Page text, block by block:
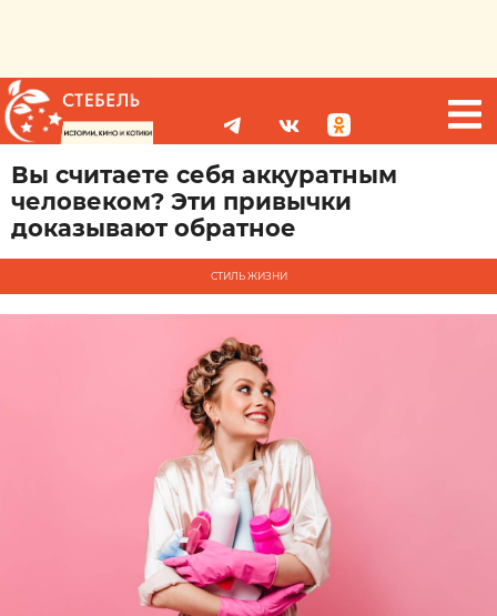
Вы считаете себя аккуратным
человеком? Эти привычки
доказывают обратное
СТИЛЬ ЖИЗНИ